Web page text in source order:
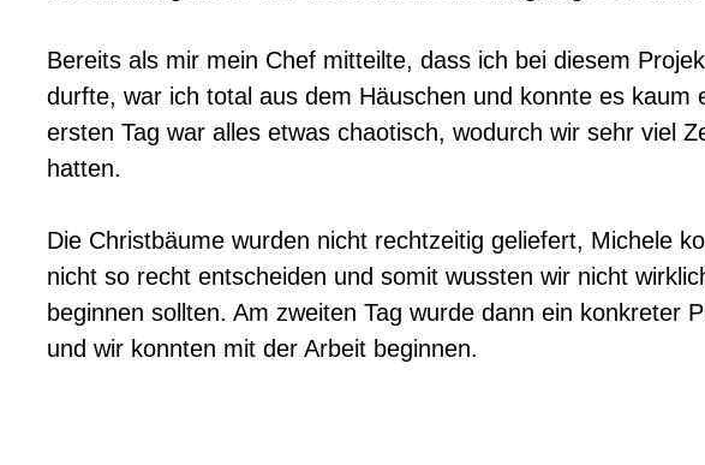
Bereits als mir mein Chef mitteilte, dass ich bei diesem
durfte, war ich total aus dem Häuschen und konnte es kaum
ersten Tag war alles etwas chaotisch, wodurch wir sehr viel
hatten.
Die Christbäume wurden nicht rechtzeitig geliefert, Michele
nicht so recht entscheiden und somit wussten wir nicht
beginnen sollten. Am zweiten Tag wurde dann ein konkreter
und wir konnten mit der Arbeit beginnen.